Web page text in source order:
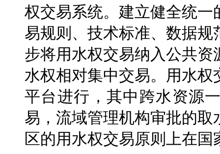
权交易系统。建立健全统
易规则、技术标准、数据
步将用水权交易纳入公共
水权相对集中交易。用水
平台进行，其中跨水资源
易，流域管理机构审批的
区的用水权交易原则上在